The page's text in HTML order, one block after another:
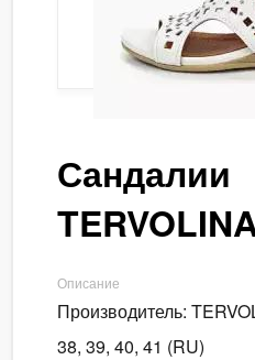
Сандалии
Описание
Производитель:
38, 39, 40, 41 (RU)